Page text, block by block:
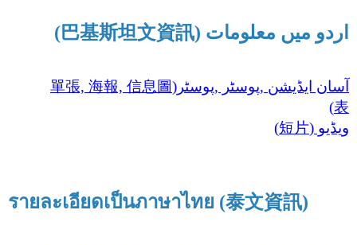
(巴基斯坦文資訊) اردو میں معلومات
آسان ایڈیشن ,پوسٹر ,پوسٹر(單張, 海報, 信息圖
表)
ویڈیو (短片)
รายละเอียดเป็นภาษาไทย (泰文資訊)